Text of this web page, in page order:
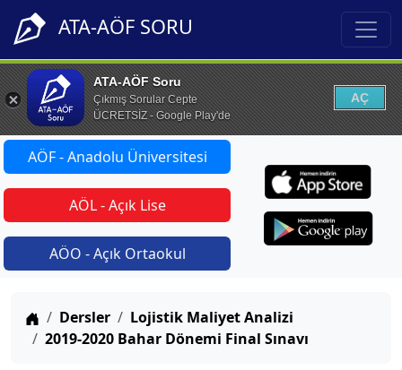
ATA-AÖF SORU
ATA-AÖF Soru
Çıkmış Sorular Cepte
ÜCRETSİZ - Google Play'de
AÇ
AÖF - Anadolu Üniversitesi
AÖL - Açık Lise
AÖO - Açık Ortaokul
Anasayfa
Dersler
Lojistik Maliyet Analizi
2019-2020 Bahar Dönemi Final Sınavı